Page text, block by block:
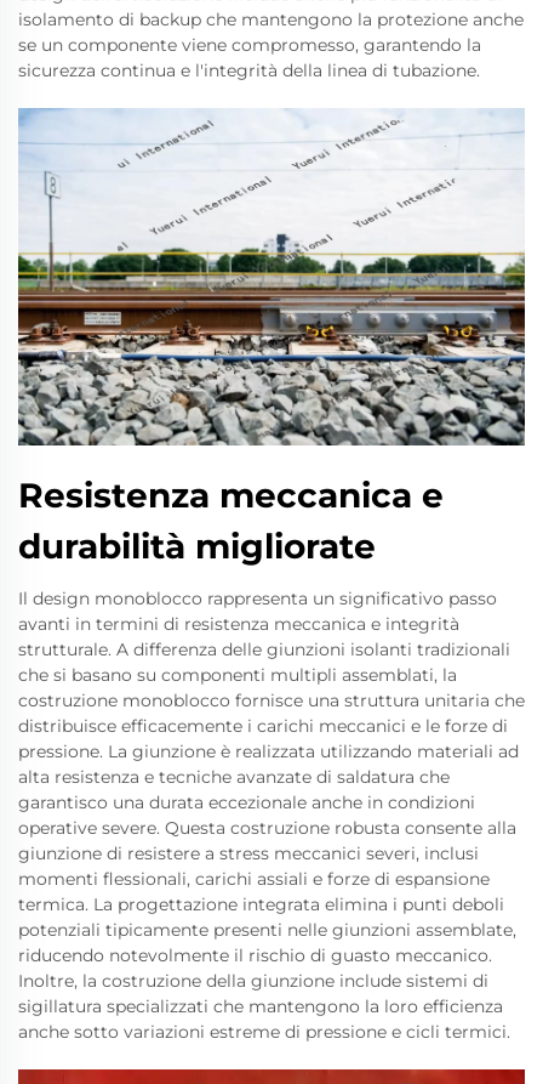
isolamento di backup che mantengono la protezione anche
se un componente viene compromesso, garantendo la
sicurezza continua e l'integrità della linea di tubazione.
Resistenza meccanica e
durabilità migliorate
Il design monoblocco rappresenta un significativo passo
avanti in termini di resistenza meccanica e integrità
strutturale. A differenza delle giunzioni isolanti tradizionali
che si basano su componenti multipli assemblati, la
costruzione monoblocco fornisce una struttura unitaria che
distribuisce efficacemente i carichi meccanici e le forze di
pressione. La giunzione è realizzata utilizzando materiali ad
alta resistenza e tecniche avanzate di saldatura che
garantisco una durata eccezionale anche in condizioni
operative severe. Questa costruzione robusta consente alla
giunzione di resistere a stress meccanici severi, inclusi
momenti flessionali, carichi assiali e forze di espansione
termica. La progettazione integrata elimina i punti deboli
potenziali tipicamente presenti nelle giunzioni assemblate,
riducendo notevolmente il rischio di guasto meccanico.
Inoltre, la costruzione della giunzione include sistemi di
sigillatura specializzati che mantengono la loro efficienza
anche sotto variazioni estreme di pressione e cicli termici.